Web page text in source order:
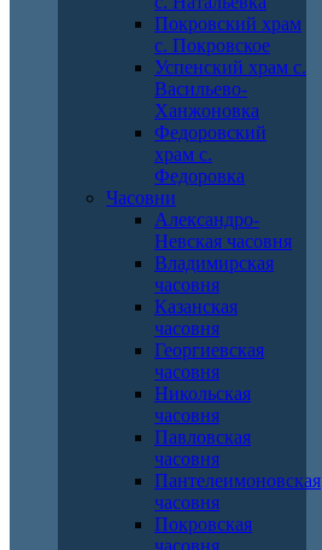
Покровский храм
с. Покровское
Успенский храм с.
Васильево-
Ханжоновка
Федоровский
храм с.
Федоровка
Часовни
Александро-
Невская часовня
Владимирская
часовня
Казанская
часовня
Георгиевская
часовня
Никольская
часовня
Павловская
часовня
Пантелеимоновская
часовня
Покровская
часовня